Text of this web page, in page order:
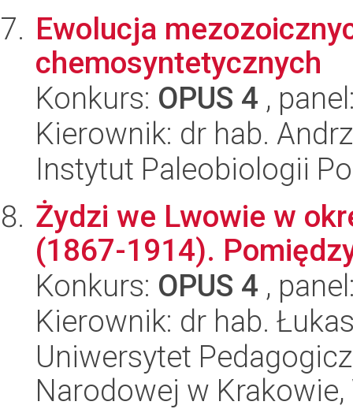
Ewolucja
chemosyntetycznych
Konkurs: OPUS 4 ,
Kierownik: dr hab.
Instytut Paleobiologii
Żydzi we Lwowie w
(1867-1914).
Konkurs: OPUS 4 ,
Kierownik: dr hab.
Uniwersytet
Narodowej w